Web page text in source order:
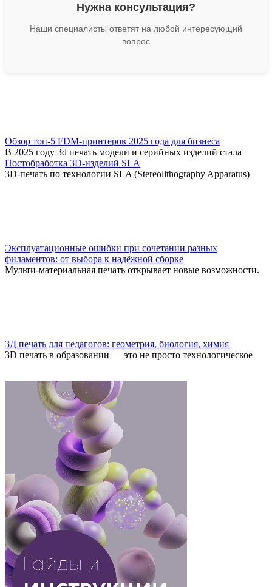
Нужна консультация?
Наши специалисты ответят на любой интересующий
вопрос
Обзор топ-5 FDM-принтеров 2025 года для бизнеса
В 2025 году 3d печать модели и серийных изделий стала
Постобработка 3D-изделий SLA
3D-печать по технологии SLA (Stereolithography Apparatus)
Эксплуатационные ошибки при сочетании разных
филаментов: от выбора к надёжной сборке
Мульти-материальная печать открывает новые возможности.
3Д печать для педагогов: геометрия, биология, химия
3D печать в образовании — это не просто технологическое